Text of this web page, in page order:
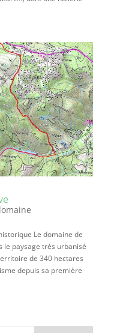
Le domaine de
le paysage très urbanisé
de 340 hectares
depuis sa première